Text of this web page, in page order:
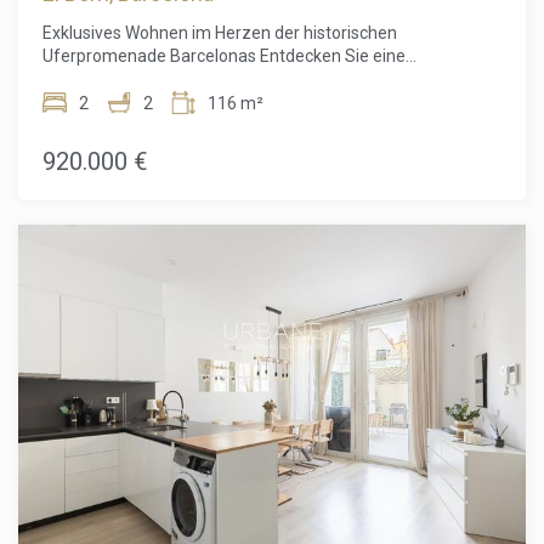
diese besondere Immobilie persönlich kennenzulernen. Der
Verkaufspreis beinhaltet keine Steuern, Notar- oder
Grundbuchgebühren, Maklerprovisionen oder
hypothekenbezogene Kosten (falls zutreffend).
Exklusives Wohnen im Herzen der historischen
Uferpromenade Barcelonas Entdecken Sie eine
Luxuswohnung in einer der begehrtesten Lagen an der
Viertel Ribera in Ciutat Vella gelegen, vereint diese elegante
116 m² große Wohnung historischen Charme mit
das als Bauwerk von lokalem historischem Interesse
eingestuft ist. Sie wurde kürzlich hochwertig renoviert,
wobei die originalen Stuckdecken liebevoll erhalten wurden
und den modernen Ausstattungsmerkmalen eine
besondere Eleganz verleihen. Der großzügige offene Wohn-
und Küchenbereich bildet das Herzstück der Wohnung und
eignet sich perfekt für gesellige Abende oder entspanntes
Wohnen. Die Immobilie wird vollständig möbliert verkauft
und ist sofort bezugsfertig. Mit zwei geräumigen
Schlafzimmern und zwei eleganten Badezimmern bietet
die Wohnung höchsten Komfort und Funktionalität. Die
Balkone mit Blick auf die Plaça d'Antonio López laden dazu
ein, das lebendige Flair einer der bekanntesten Plätze
2 2 116 m²
920.000 €